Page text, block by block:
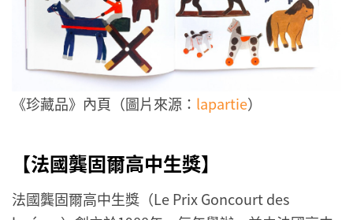
《珍藏品》內頁（圖片來源： lapartie）
【法國龔固爾高中生獎】
法國龔固爾高中生獎（Le Prix Goncourt des